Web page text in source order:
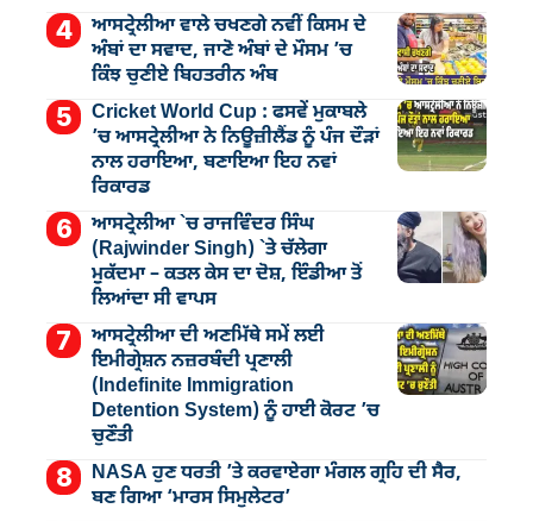
ਆਸਟ੍ਰੇਲੀਆ ਵਾਲੇ ਚਖਣਗੇ ਨਵੀਂ ਕਿਸਮ ਦੇ
ਅੰਬਾਂ ਦਾ ਸਵਾਦ, ਜਾਣੋ ਅੰਬਾਂ ਦੇ ਮੌਸਮ ’ਚ
ਕਿੰਝ ਚੁਣੀਏ ਬਿਹਤਰੀਨ ਅੰਬ
Cricket World Cup : ਫਸਵੇਂ ਮੁਕਾਬਲੇ
’ਚ ਆਸਟ੍ਰੇਲੀਆ ਨੇ ਨਿਊਜ਼ੀਲੈਂਡ ਨੂੰ ਪੰਜ ਦੌੜਾਂ
ਨਾਲ ਹਰਾਇਆ, ਬਣਾਇਆ ਇਹ ਨਵਾਂ
ਰਿਕਾਰਡ
ਆਸਟ੍ਰੇਲੀਆ `ਚ ਰਾਜਵਿੰਦਰ ਸਿੰਘ
(Rajwinder Singh) `ਤੇ ਚੱਲੇਗਾ
ਮੁੁਕੱਦਮਾ – ਕਤਲ ਕੇਸ ਦਾ ਦੋਸ਼, ਇੰਡੀਆ ਤੋਂ
ਲਿਆਂਦਾ ਸੀ ਵਾਪਸ
ਆਸਟ੍ਰੇਲੀਆ ਦੀ ਅਣਮਿੱਥੇ ਸਮੇਂ ਲਈ
ਇਮੀਗ੍ਰੇਸ਼ਨ ਨਜ਼ਰਬੰਦੀ ਪ੍ਰਣਾਲੀ
(Indefinite Immigration
Detention System) ਨੂੰ ਹਾਈ ਕੋਰਟ ’ਚ
ਚੁਣੌਤੀ
NASA ਹੁਣ ਧਰਤੀ ’ਤੇ ਕਰਵਾਏਗਾ ਮੰਗਲ ਗ੍ਰਹਿ ਦੀ ਸੈਰ,
ਬਣ ਗਿਆ ‘ਮਾਰਸ ਸਿਮੁਲੇਟਰ’